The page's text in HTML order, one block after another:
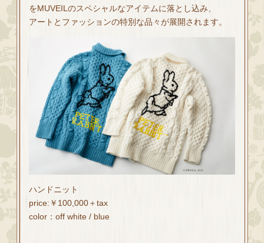
をMUVEILのスペシャルなアイテムに落とし込み、
アートとファッションの特別な品々が展開されます。
ハンドニット
price:￥100,000＋tax
color：off white / blue